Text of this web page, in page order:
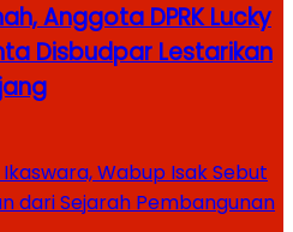
Anggota DPRK Lucky
Disbudpar Lestarikan